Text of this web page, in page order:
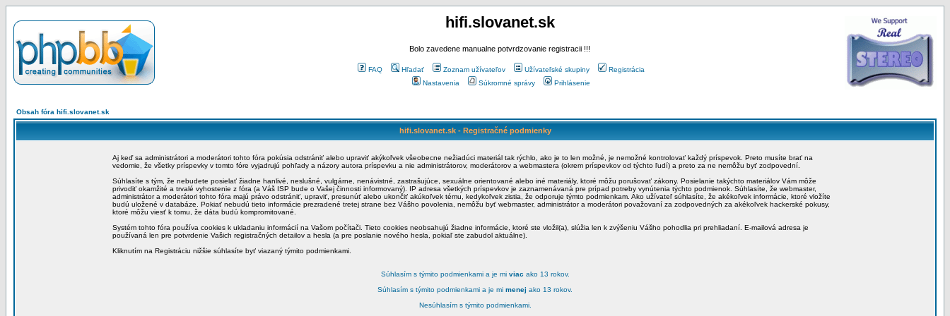
hifi.slovanet.sk
Bolo zavedene manualne potvrdzovanie registracii !!!
FAQ Hľadať Zoznam užívateľov Užívateľské skupiny
Registrácia
Nastavenia
Súkromné správy Prihlásenie
Obsah fóra hifi.slovanet.sk
hifi.slovanet.sk - Registračné podmienky
Aj keď sa administrátori a moderátori tohto fóra pokúsia odstrániť alebo upraviť akýkoľvek všeobecne nežiadúci materiál tak rýchlo, ako je to len možné, je nemožné kontrolovať každý príspevok. Preto musíte brať na
vedomie, že všetky príspevky v tomto fóre vyjadrujú pohľady a názory autora príspevku a nie administrátorov, moderátorov a webmastera (okrem príspevkov od týchto ľudí) a preto za ne nemôžu byť zodpovední.
Súhlasíte s tým, že nebudete posielať žiadne hanlivé, neslušné, vulgárne, nenávistné, zastrašujúce, sexuálne orientované alebo iné materiály, ktoré môžu porušovať zákony. Posielanie takýchto materiálov Vám môže
privodiť okamžité a trvalé vyhostenie z fóra (a Váš ISP bude o Vašej činnosti informovaný). IP adresa všetkých príspevkov je zaznamenávaná pre prípad potreby vynútenia týchto podmienok. Súhlasíte, že webmaster,
administrátor a moderátori tohto fóra majú právo odstrániť, upraviť, presunúť alebo ukončiť akúkoľvek tému, kedykoľvek zistia, že odporuje týmto podmienkam. Ako užívateľ súhlasíte, že akékoľvek informácie, ktoré vložíte
budú uložené v databáze. Pokiať nebudú tieto informácie prezradené tretej strane bez Vášho povolenia, nemôžu byť webmaster, administrátor a moderátori považovaní za zodpovedných za akékoľvek hackerské pokusy,
ktoré môžu viesť k tomu, že dáta budú kompromitované.
Systém tohto fóra používa cookies k ukladaniu informácií na Vašom počítači. Tieto cookies neobsahujú žiadne informácie, ktoré ste vložil(a), slúžia len k zvýšeniu Vášho pohodlia pri prehliadaní. E-mailová adresa je
používaná len pre potvrdenie Vašich registračných detailov a hesla (a pre poslanie nového hesla, pokiaľ ste zabudol aktuálne).
Kliknutím na Registráciu nižšie súhlasíte byť viazaný týmito podmienkami.
Súhlasím s týmito podmienkami a je mi viac ako 13 rokov.
Súhlasím s týmito podmienkami a je mi menej ako 13 rokov.
Nesúhlasím s týmito podmienkami.